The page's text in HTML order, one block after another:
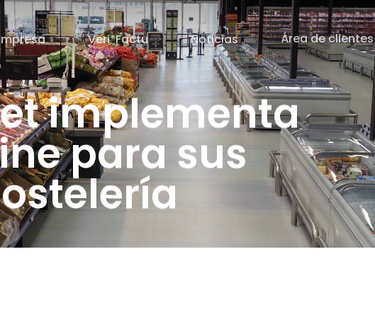
Veri*Factu Noticias Área de clientes
implementa
para sus